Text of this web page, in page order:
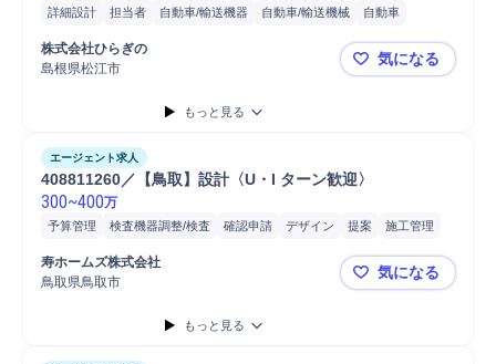
詳細設計 担当者 自動車/輸送機器 自動車/輸送機械
自動車
普通自動車
株式会社ひらぎの
島根県松江市
408887050
気になる
もっと見る
エージェント求人
408811260／【鳥取】設計〈U・I ターン歓迎〉
300~400万
予算管理 検査機器調整/検査 確認申請 デザイン 提案
施工管理
ヒアリング
実施設計
許認可申請
自動車/輸送機械
寿ホームズ株式会社
鳥取県鳥取市
408811260
気になる
もっと見る